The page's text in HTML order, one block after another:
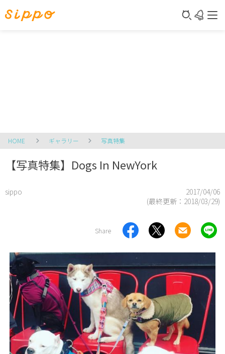
HOME ギャラリー 写真特集
【写真特集】Dogs In NewYork
sippo
2017/04/06
(最終更新： 2018/03/29)
Share